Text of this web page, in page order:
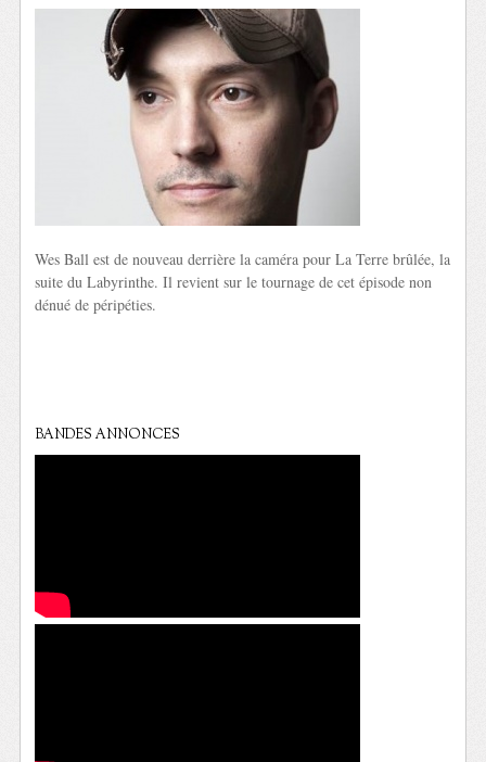
Wes Ball est de nouveau derrière la caméra pour La Terre brûlée, la
suite du Labyrinthe. Il revient sur le tournage de cet épisode non
dénué de péripéties.
BANDES ANNONCES